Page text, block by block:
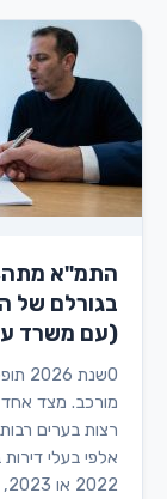
התמ"א מתה,
(עם משרד
מורכב. מצד
אלפי בעלי